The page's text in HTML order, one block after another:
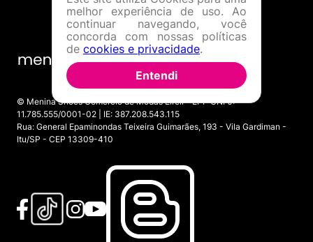
© Menina Shoes Comércio de Modas Eireli - EPP CNPJ:
11.785.555/0001-02 | IE: 387.208.543.115
Rua: General Epaminondas Teixeira Guimarães, 193 - Vila Gardiman -
Itu/SP - CEP 13309-410
melhor experiência de uso. Ao
continuar navegando, você
concorda com nossas políticas
de cookies e privacidade.
Entendi